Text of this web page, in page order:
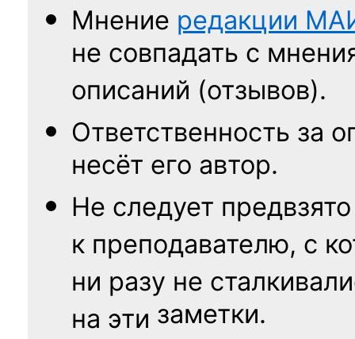
Мнение редакции
не совпадать с
описаний (отзывов).
Ответственность за
несёт его автор.
Не следует
к преподавателю, с
ни разу не
на эти заметки.